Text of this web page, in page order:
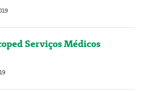
Serviços Médicos